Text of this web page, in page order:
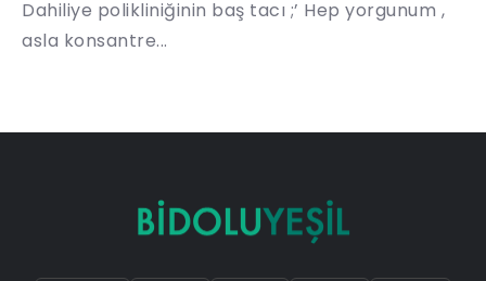
Dahiliye polikliniğinin baş tacı ;’ Hep yorgunum ,
asla konsantre...